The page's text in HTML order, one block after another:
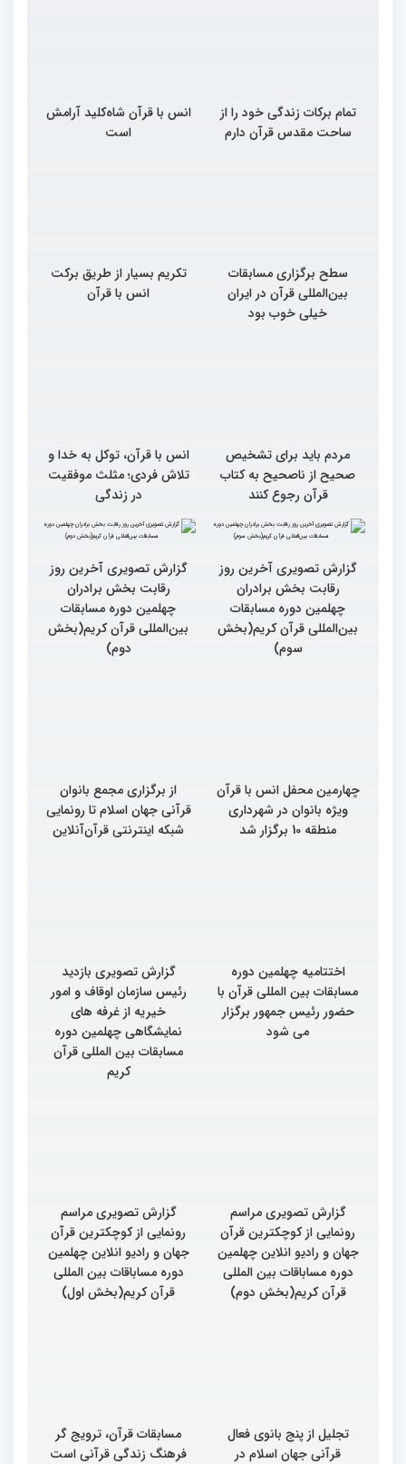
تمام برکات زندگی خود را از
ساحت مقدس قرآن دارم
انس با قرآن شاه‌کلید آرامش
است
سطح برگزاری مسابقات
بین‌المللی قرآن در ایران
خیلی خوب بود
تکریم بسیار از طریق برکت
انس با قرآن
مردم باید برای تشخیص
صحیح از ناصحیح به کتاب
قرآن رجوع کنند
انس با قرآن، توکل به خدا و
تلاش فردی؛ مثلث موفقیت
در زندگی
گزارش تصویری آخرین روز
رقابت بخش برادران
چهلمین دوره مسابقات
بین‌المللی قرآن کریم(بخش
سوم)
گزارش تصویری آخرین روز
رقابت بخش برادران
چهلمین دوره مسابقات
بین‌المللی قرآن کریم(بخش
دوم)
چهارمین محفل انس با قرآن
ویژه بانوان در شهرداری
منطقه 10 برگزار شد
از برگزاری مجمع بانوان
قرآنی جهان اسلام تا رونمایی
شبکه اینترنتی قرآن‌آنلاین
اختتامیه چهلمین دوره
مسابقات بین المللی قرآن با
حضور رئیس جمهور برگزار
می شود
گزارش تصویری بازدید
رئیس سازمان اوقاف و امور
خیریه از غرفه های
نمایشگاهی چهلمین دوره
مسابقات بین المللی قرآن
کریم
گزارش تصویری مراسم
رونمایی از کوچکترین قرآن
جهان و رادیو انلاین چهلمین
دوره مساباقات بین المللی
قرآن کریم(بخش دوم)
گزارش تصویری مراسم
رونمایی از کوچکترین قرآن
جهان و رادیو انلاین چهلمین
دوره مساباقات بین المللی
قرآن کریم(بخش اول)
تجلیل از پنج بانوی فعال
قرآنی جهان اسلام در
مسابقات قرآن، ترویج گر
فرهنگ زندگی قرآنی است